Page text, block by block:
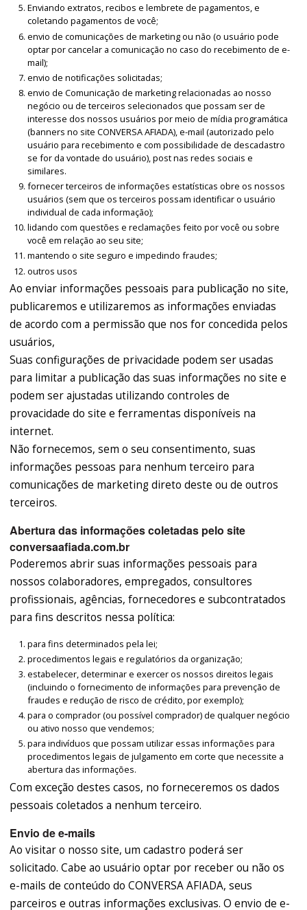
Enviando extratos, recibos e lembrete de pagamentos, e
coletando pagamentos de você;
envio de comunicações de marketing ou não (o usuário pode
optar por cancelar a comunicação no caso do recebimento de e-
mail);
envio de notificações solicitadas;
envio de Comunicação de marketing relacionadas ao nosso
negócio ou de terceiros selecionados que possam ser de
interesse dos nossos usuários por meio de mídia programática
(banners no site CONVERSA AFIADA), e-mail (autorizado pelo
usuário para recebimento e com possibilidade de descadastro
se for da vontade do usuário), post nas redes sociais e
similares.
fornecer terceiros de informações estatísticas obre os nossos
usuários (sem que os terceiros possam identificar o usuário
individual de cada informação);
lidando com questões e reclamações feito por você ou sobre
você em relação ao seu site;
mantendo o site seguro e impedindo fraudes;
outros usos
Ao enviar informações pessoais para publicação no site,
publicaremos e utilizaremos as informações enviadas
de acordo com a permissão que nos for concedida pelos
usuários,
Suas configurações de privacidade podem ser usadas
para limitar a publicação das suas informações no site e
podem ser ajustadas utilizando controles de
provacidade do site e ferramentas disponíveis na
internet.
Não fornecemos, sem o seu consentimento, suas
informações pessoas para nenhum terceiro para
comunicações de marketing direto deste ou de outros
terceiros.
Abertura das informações coletadas pelo site
conversaafiada.com.br
Poderemos abrir suas informações pessoais para
nossos colaboradores, empregados, consultores
profissionais, agências, fornecedores e subcontratados
para fins descritos nessa política:
para fins determinados pela lei;
procedimentos legais e regulatórios da organização;
estabelecer, determinar e exercer os nossos direitos legais
(incluindo o fornecimento de informações para prevenção de
fraudes e redução de risco de crédito, por exemplo);
para o comprador (ou possível comprador) de qualquer negócio
ou ativo nosso que vendemos;
para indivíduos que possam utilizar essas informações para
procedimentos legais de julgamento em corte que necessite a
abertura das informações.
Com exceção destes casos, no forneceremos os dados
pessoais coletados a nenhum terceiro.
Envio de e-mails
Ao visitar o nosso site, um cadastro poderá ser
solicitado. Cabe ao usuário optar por receber ou não os
e-mails de conteúdo do CONVERSA AFIADA, seus
parceiros e outras informações exclusivas. O envio de e-